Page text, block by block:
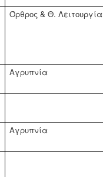
Όρθρος & Θ. Λειτουργία
Αγρυπνία
Αγρυπνία